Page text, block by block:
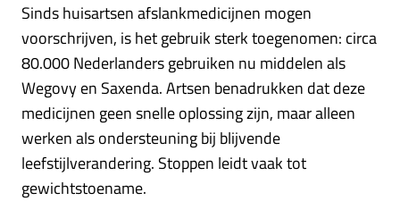
Sinds huisartsen afslankmedicijnen mogen
voorschrijven, is het gebruik sterk toegenomen: circa
80.000 Nederlanders gebruiken nu middelen als
Wegovy en Saxenda. Artsen benadrukken dat deze
medicijnen geen snelle oplossing zijn, maar alleen
werken als ondersteuning bij blijvende
leefstijlverandering. Stoppen leidt vaak tot
gewichtstoename.